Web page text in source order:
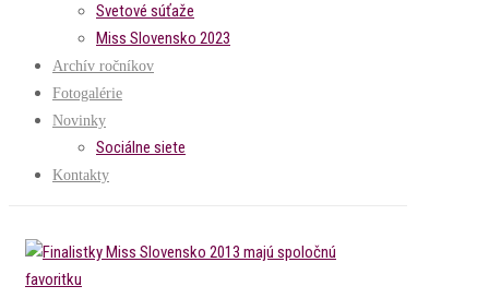
Svetové súťaže
Miss Slovensko 2023
Archív ročníkov
Fotogalérie
Novinky
Sociálne siete
Kontakty